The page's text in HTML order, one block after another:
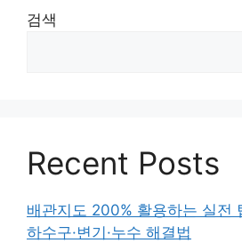
검색
Recent Posts
배관지도 200% 활용하는 실
하수구·변기·누수 해결법